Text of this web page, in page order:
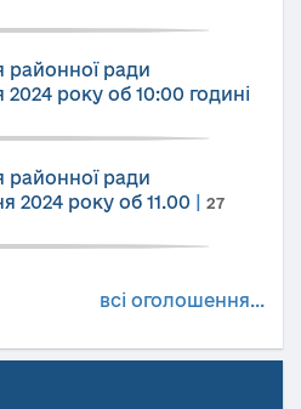
районної ради
2024 року об 10:00 годині
районної ради
2024 року об 11.00
27
всі оголошення...